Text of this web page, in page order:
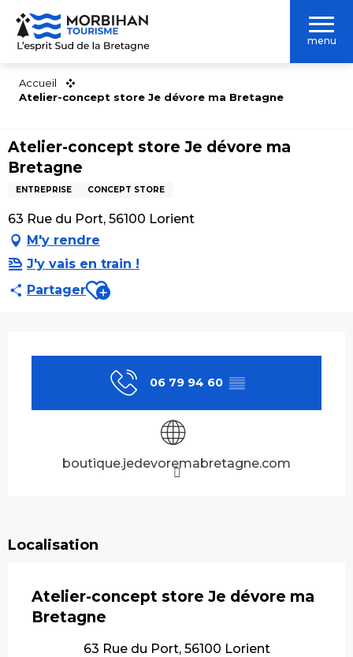
Aller
contenu
menu
Accueil
Atelier-concept store Je dévore ma Bretagne
Atelier-concept store Je dévore ma
Bretagne
ENTREPRISE CONCEPT STORE
63 Rue du Port, 56100 Lorient
M'y rendre
J'y vais en train !
PartagerAjouter aux favoris
06 79 94 60 ▒▒
boutique.jedevoremabretagne.com
Localisation
Atelier-concept store Je dévore ma
Bretagne
63 Rue du Port, 56100 Lorient